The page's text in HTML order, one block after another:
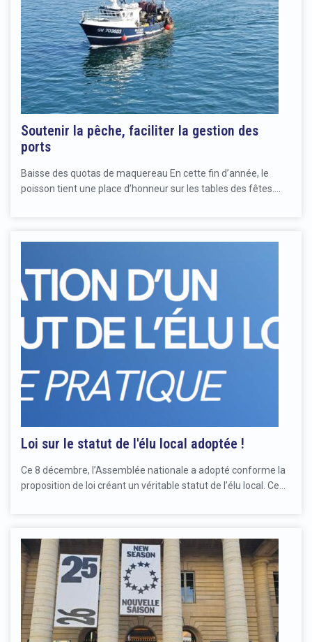
Soutenir la pêche, faciliter la gestion des
ports
Baisse des quotas de maquereau​ En cette fin d’année, le
poisson tient une place d’honneur sur les tables des fêtes.…
Loi sur le statut de l'élu local adoptée !
Ce 8 décembre, l’Assemblée nationale a adopté conforme la
proposition de loi créant un véritable statut de l’élu local. Ce…